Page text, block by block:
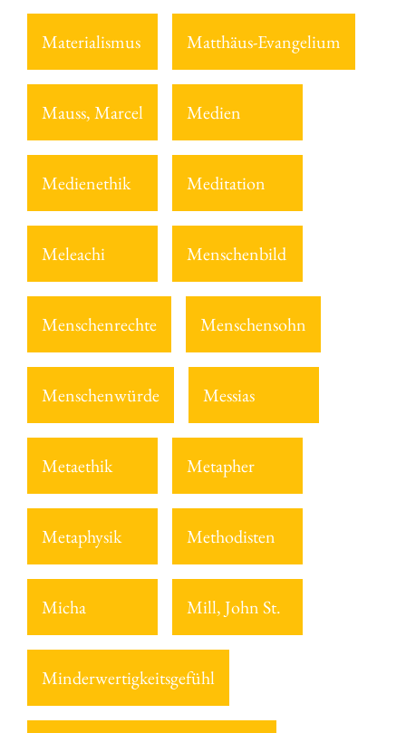
Materialismus Matthäus-Evangelium
Mauss, Marcel Medien
Medienethik Meditation
Meleachi Menschenbild
Menschenrechte Menschensohn
Menschenwürde Messias
Metaethik Metapher
Metaphysik Methodisten
Micha Mill, John St.
Minderwertigkeitsgefühl